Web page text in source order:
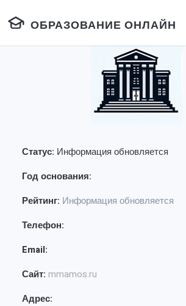
ОБРАЗОВАНИЕ ОНЛАЙН
Статус: Информация обновляется
Год основания:
Рейтинг: Информация обновляется
Телефон:
Email:
Сайт: mmamos.ru
Адрес: